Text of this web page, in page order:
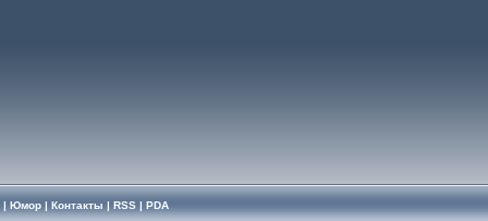
| Юмор| Контакты | RSS| PDA